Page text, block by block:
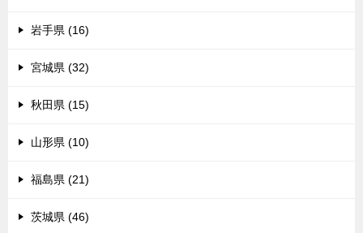
岩手県 (16)
宮城県 (32)
秋田県 (15)
山形県 (10)
福島県 (21)
茨城県 (46)